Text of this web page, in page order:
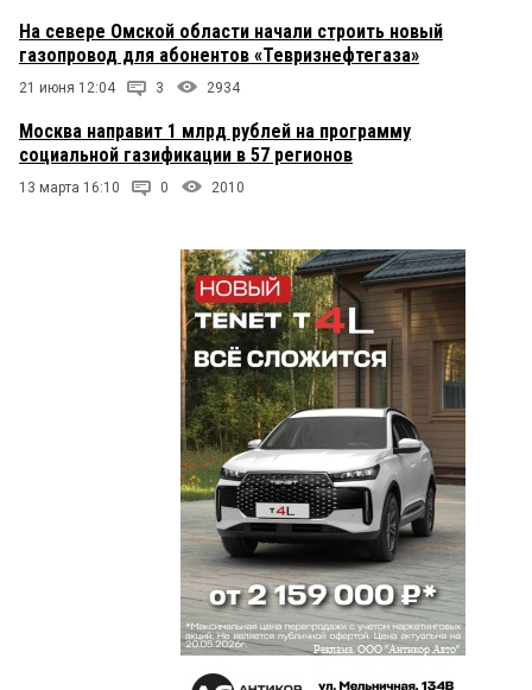
На севере Омской области начали строить новый
газопровод для абонентов «Тевризнефтегаза»
21 июня 12:04 3 2934
Москва направит 1 млрд рублей на программу
социальной газификации в 57 регионов
13 марта 16:10 0 2010